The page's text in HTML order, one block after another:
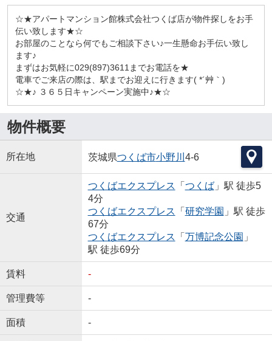
☆★アパートマンション館株式会社つくば店が物件探しをお手
伝い致します★☆
お部屋のことなら何でもご相談下さい♪一生懸命お手伝い致し
ます♪
まずはお気軽に029(897)3611までお電話を★
電車でご来店の際は、駅までお迎えに行きます( *´艸｀)
☆★♪ ３６５日キャンペーン実施中♪★☆
物件概要
所在地 茨城県つくば市小野川 4-6
交通
つくばエクスプレス 「 つくば」駅 徒歩5
4分
つくばエクスプレス 「 研究学園 」駅 徒歩
67分
つくばエクスプレス 「 万博記念公園 」
駅 徒歩69分
賃料 -
管理費等 -
面積 -